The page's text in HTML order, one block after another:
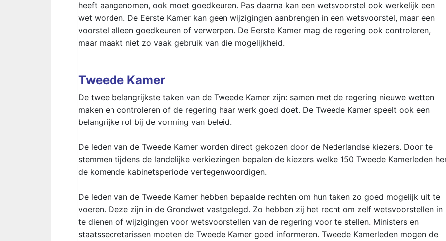
heeft aangenomen, ook moet goedkeuren. Pas daarna kan een wetsvoorstel ook werkelijk een
wet worden. De Eerste Kamer kan geen wijzigingen aanbrengen in een wetsvoorstel, maar een
voorstel alleen goedkeuren of verwerpen. De Eerste Kamer mag de regering ook controleren,
maar maakt niet zo vaak gebruik van die mogelijkheid.
Tweede Kamer
De twee belangrijkste taken van de Tweede Kamer zijn: samen met de regering nieuwe wetten
maken en controleren of de regering haar werk goed doet. De Tweede Kamer speelt ook een
belangrijke rol bij de vorming van beleid.
De leden van de Tweede Kamer worden direct gekozen door de Nederlandse kiezers. Door te
stemmen tijdens de landelijke verkiezingen bepalen de kiezers welke 150 Tweede Kamerleden
de komende kabinetsperiode vertegenwoordigen.
De leden van de Tweede Kamer hebben bepaalde rechten om hun taken zo goed mogelijk uit te
voeren. Deze zijn in de Grondwet vastgelegd. Zo hebben zij het recht om zelf wetsvoorstellen in
te dienen of wijzigingen voor wetsvoorstellen van de regering voor te stellen. Ministers en
staatssecretarissen moeten de Tweede Kamer goed informeren. Tweede Kamerleden mogen de